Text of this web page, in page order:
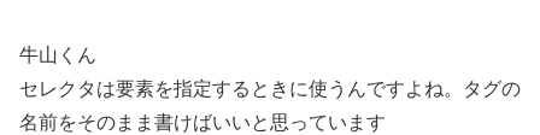
牛山くん
セレクタは要素を指定するときに使うんですよね。タグの
名前をそのまま書けばいいと思っています